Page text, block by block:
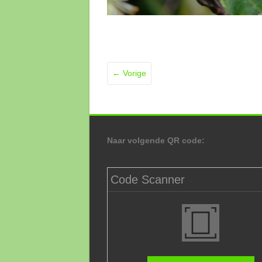
← Vorige
Naar volgende QR code:
Code Scanner